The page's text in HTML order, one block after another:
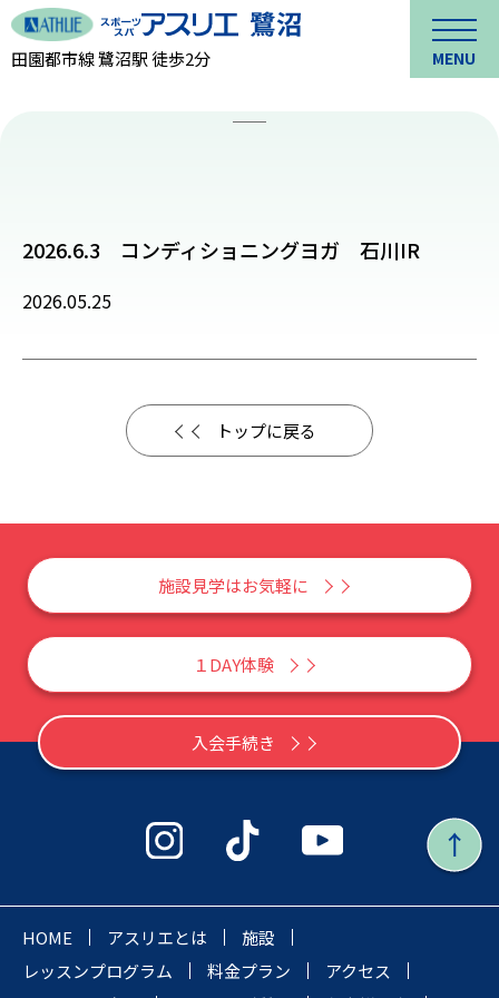
田園都市線 鷺沼駅 徒歩2分 MENU
2026.6.3 コンディショニングヨガ 石川IR
2026.05.25
トップに戻る
施設見学はお気軽に
１DAY体験
入会手続き
HOME アスリエとは
施設
レッスンプログラム
料金プラン
アクセス